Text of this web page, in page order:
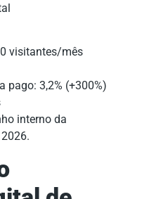
visitantes/mês
pago: 3,2% (+300%)
interno da